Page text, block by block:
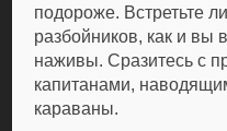
подороже. Встретьте
разбойников, как и
наживы. Сразитесь с
капитанами,
караваны.